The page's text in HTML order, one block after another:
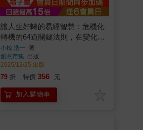
讓人生好轉的易經智慧：危機化
轉機的64道關鍵法則，在變化中
掌握先機，打造無往不利的處世
之道
小椋 浩一 著
創意市集 出版
2025/12/25 出版
79 折 特價 356 元
加入購物車